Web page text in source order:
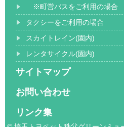
※町営バスをご利用の場合
タクシーをご利用の場合
スカイトレイン(園内)
レンタサイクル(園内)
サイトマップ
お問い合わせ
リンク集